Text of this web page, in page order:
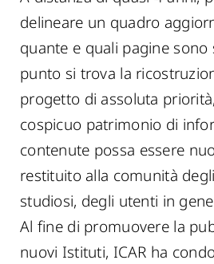
delineare un quadro
quante e quali pagine sono
punto si trova la
progetto di assoluta
cospicuo patrimonio di
contenute possa essere
restituito alla comunità
studiosi, degli utenti in
Al fine di promuovere la
nuovi Istituti, ICAR ha